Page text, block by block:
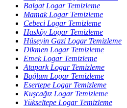
Balgat Logar Temizleme
Mamak Logar Temizleme
Cebeci Logar Temizleme
Hasköy Logar Temizleme
Hüseyin Gazi Logar Temizleme
Dikmen Logar Temizleme
Emek Logar Temizleme
Atapark Logar Temizleme
Bağlum Logar Temizleme
Esertepe Logar Temizleme
Kuşcağız Logar Temizleme
Yükseltepe Logar Temizleme